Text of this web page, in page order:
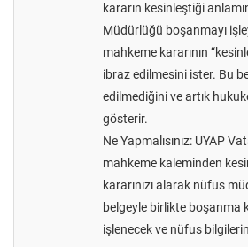
kararın kesinleştiği
Müdürlüğü boşanmayı
mahkeme kararının
ibraz edilmesini ister. Bu
edilmediğini ve artık
gösterir.
Ne Yapmalısınız: UYAP
mahkeme kaleminden
kararınızı alarak nüfus
belgeyle birlikte boşanma
işlenecek ve nüfus